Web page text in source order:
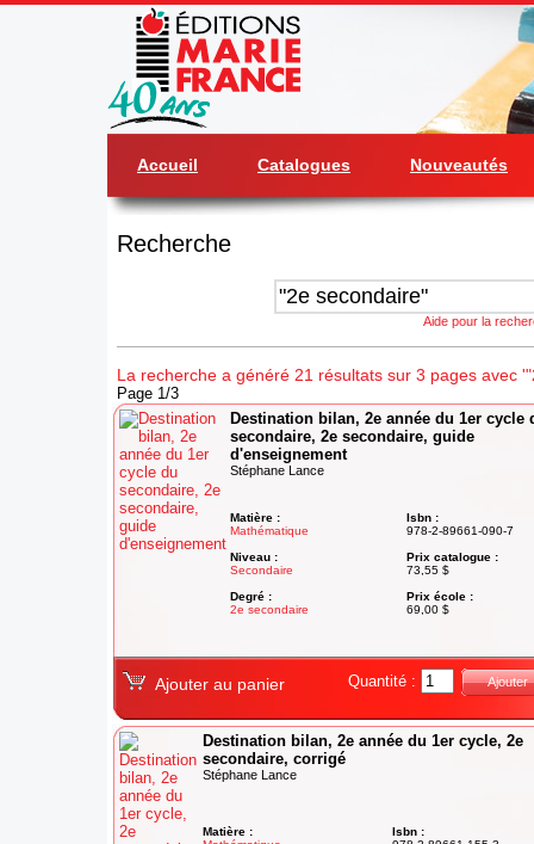
Accueil Catalogues Nouveautés
Recherche
Aide pour la
La recherche a généré 21 résultats sur 3 pages avec
Page 1/3
Destination bilan, 2e année du 1er cycle
secondaire, 2e secondaire, guide
d'enseignement
Stéphane Lance
Matière :
Mathématique
Niveau :
Secondaire
Degré :
2e secondaire
Isbn :
978-2-89661-090-7
Prix catalogue :
73,55 $
Prix école :
69,00 $
Ajouter au panier Quantité : Ajouter
Destination bilan, 2e année du 1er cycle, 2e
secondaire, corrigé
Stéphane Lance
Matière :
Isbn :